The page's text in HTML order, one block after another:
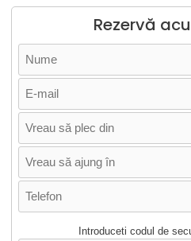
Rezervă
Introduceti codul de